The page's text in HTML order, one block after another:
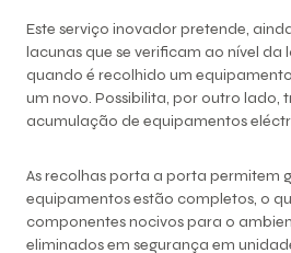
Este serviço inovador pretende,
lacunas que se verificam ao nível da
quando é recolhido um
um novo. Possibilita, por outro lado,
acumulação de equipamentos
As recolhas porta a porta permitem
equipamentos estão completos, o
componentes nocivos para o
eliminados em segurança em